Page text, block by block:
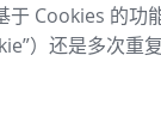
于 Cookies 的功
）还是多次重